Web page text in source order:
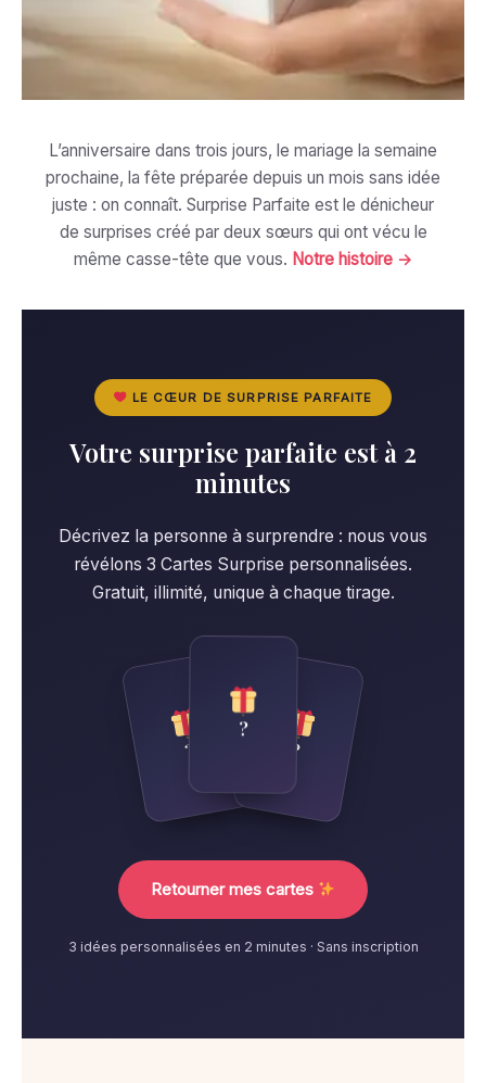
L’anniversaire dans trois jours, le mariage la semaine
prochaine, la fête préparée depuis un mois sans idée
juste : on connaît. Surprise Parfaite est le dénicheur
de surprises créé par deux sœurs qui ont vécu le
même casse-tête que vous. Notre histoire →
LE CŒUR DE SURPRISE PARFAITE
Votre surprise parfaite est à 2
minutes
Décrivez la personne à surprendre : nous vous
révélons 3 Cartes Surprise personnalisées.
Gratuit, illimité, unique à chaque tirage.
?
?
?
Retourner mes cartes
3 idées personnalisées en 2 minutes · Sans inscription